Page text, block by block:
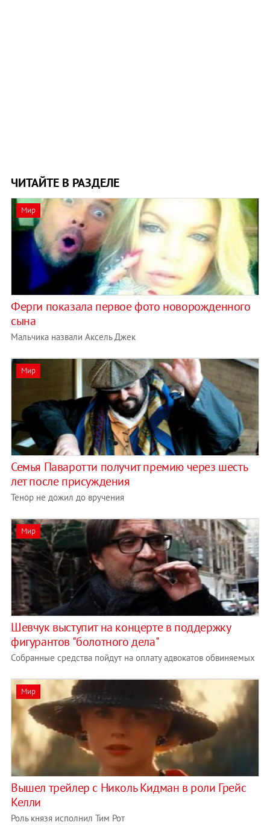
ЧИТАЙТЕ В РАЗДЕЛЕ
Мир
Ферги показала первое фото новорожденного
сына
Мальчика назвали Аксель Джек
Мир
Семья Паваротти получит премию через шесть
лет после присуждения
Тенор не дожил до вручения
Мир
Шевчук выступит на концерте в поддержку
фигурантов "болотного дела"
Собранные средства пойдут на оплату адвокатов обвиняемых
Мир
Вышел трейлер с Николь Кидман в роли Грейс
Келли
Роль князя исполнил Тим Рот